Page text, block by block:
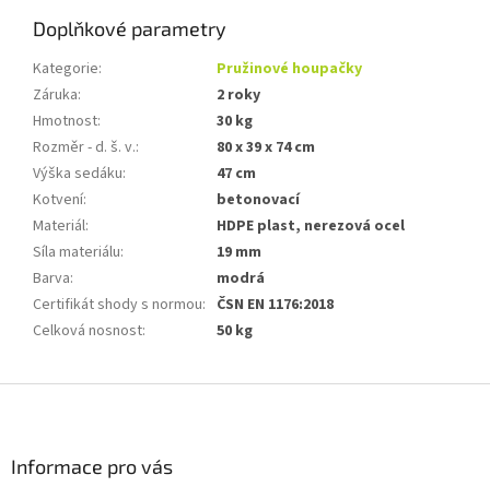
Doplňkové parametry
Kategorie:
Pružinové houpačky
Záruka:
2 roky
Hmotnost:
30 kg
Rozměr - d. š. v.:
80 x 39 x 74 cm
Výška sedáku:
47 cm
Kotvení:
betonovací
Materiál:
HDPE plast, nerezová ocel
Síla materiálu:
19 mm
Barva:
modrá
Certifikát shody s normou: ČSN EN 1176:2018
Celková nosnost: 50 kg
Informace pro vás